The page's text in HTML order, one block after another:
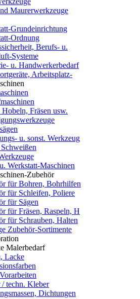
Maurerwerkzeuge
Grundeinrichtung
Ordnung
Berufs- u.
Systeme
u. Handwerkerbedarf
Arbeitsplatz-
Hobeln, Fräsen usw.
u. sonst. Werkzeug
Werkstatt-Maschinen
Zubehör
für Bohren, Bohrhilfen
für Schleifen, Poliere
für Sägen
für Fräsen, Raspeln, H
für Schrauben, Halten
Zubehör-Sortimente
Malerbedarf
Lacke
techn. Kleber
Dichtungen